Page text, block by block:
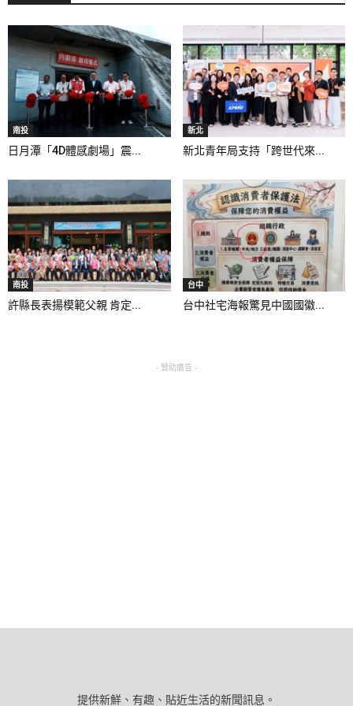
南投
日月潭「4D體感劇場」震...
新北
新北青年局支持「跨世代來...
南投
許縣長表揚模範父親 肯定...
台中
台中社宅海報驚見中國國徽...
- 贊助廣告 -
提供新鮮、有趣、貼近生活的新聞訊息。